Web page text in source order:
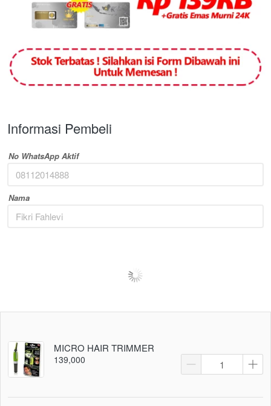
Informasi Pembeli
No WhatsApp Aktif
Nama
MICRO HAIR TRIMMER
139,000